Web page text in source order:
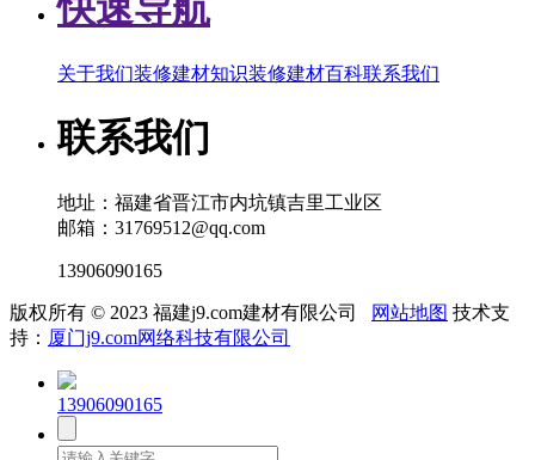
关于我们装修建材知识装修建材百科联系我们
联系我们
地址：福建省晋江市内坑镇吉里工业区
邮箱：31769512@qq.com
13906090165
版权所有 © 2023 福建j9.com建材有限公司 网站地图 技术支
持： 厦门j9.com网络科技有限公司
13906090165